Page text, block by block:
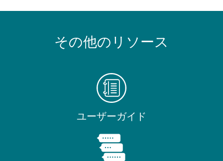
その他のリソース
ユーザーガイド